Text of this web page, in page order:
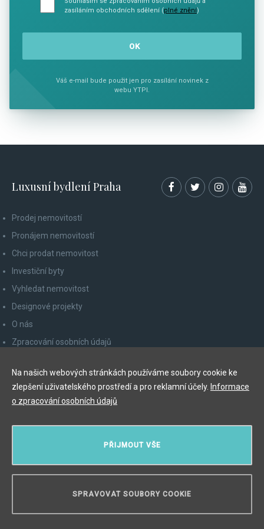
zasíláním obchodních sdělení (plné znění)
Váš e-mail bude použit jen pro zasílání novinek z
webu YTPI.
Luxusní bydlení Praha
Prodej nemovitostí
Pronájem nemovitostí
Chci prodat nemovitost
Investiční byty
Vyhledat nemovitost
Designové projekty
O nás
Zpracování osobních údajů
Odhlášení z newsletteru
Myslíková 245/3, 110 00 Praha 1
PŘIJMOUT VŠE
SPRAVOVAT SOUBORY COOKIE
Na našich webových stránkách používáme soubory cookie ke
zlepšení uživatelského prostředí a pro reklamní účely. Informace
o zpracování osobních údajů